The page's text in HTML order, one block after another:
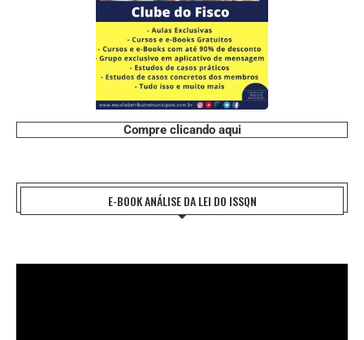
Compre clicando aqui
E-BOOK ANÁLISE DA LEI DO ISSQN